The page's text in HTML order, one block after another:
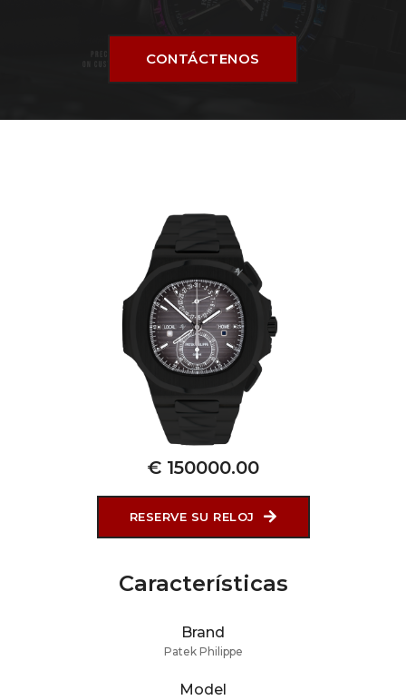
CONTÁCTENOS
€ 150000.00
RESERVE SU RELOJ
Características
Brand
Patek Philippe
Model